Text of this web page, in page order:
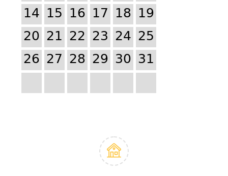
14 15 16 17 18 19
20 21 22 23 24 25
26 27 28 29 30 31